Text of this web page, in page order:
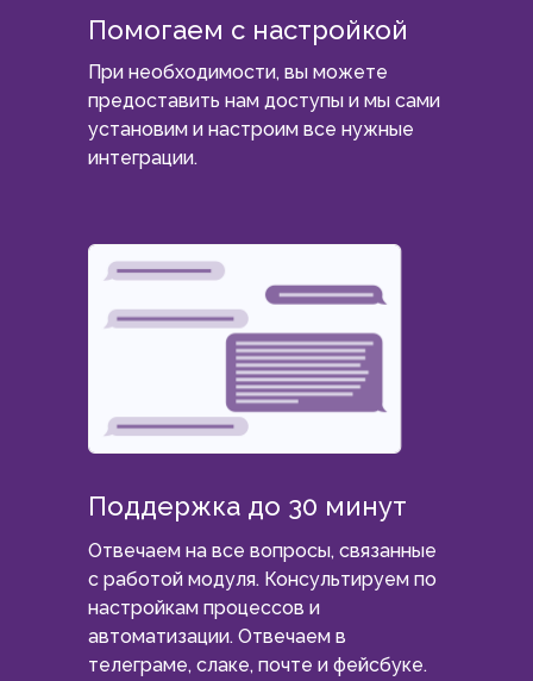
Помогаем с настройкой
При необходимости, вы можете
предоставить нам доступы и мы сами
установим и настроим все нужные
интеграции.
Поддержка до 30 минут
Отвечаем на все вопросы, связанные
с работой модуля. Консультируем по
настройкам процессов и
автоматизации. Отвечаем в
телеграме, слаке, почте и фейсбуке.